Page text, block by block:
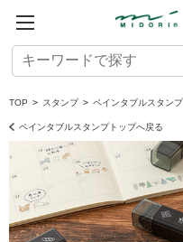
TOP > スタンプ > ペインタブルスタンプ
ペインタブルスタンプトップへ戻る